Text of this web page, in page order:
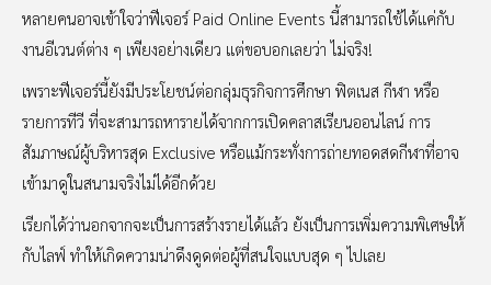
หลายคนอาจเข้าใจว่าฟีเจอร์ Paid Online Events นี้สามารถใช้ได้แค่กับ
งานอีเวนต์ต่าง ๆ เพียงอย่างเดียว แต่ขอบอกเลยว่า ไม่จริง!
เพราะฟีเจอร์นี้ยังมีประโยชน์ต่อกลุ่มธุรกิจการศึกษา ฟิตเนส กีฬา หรือ
รายการทีวี ที่จะสามารถหารายได้จากการเปิดคลาสเรียนออนไลน์ การ
สัมภาษณ์ผู้บริหารสุด Exclusive หรือแม้กระทั่งการถ่ายทอดสดกีฬาที่อาจ
เข้ามาดูในสนามจริงไม่ได้อีกด้วย
เรียกได้ว่านอกจากจะเป็นการสร้างรายได้แล้ว ยังเป็นการเพิ่มความพิเศษให้
กับไลฟ์ ทำให้เกิดความน่าดึงดูดต่อผู้ที่สนใจแบบสุด ๆ ไปเลย